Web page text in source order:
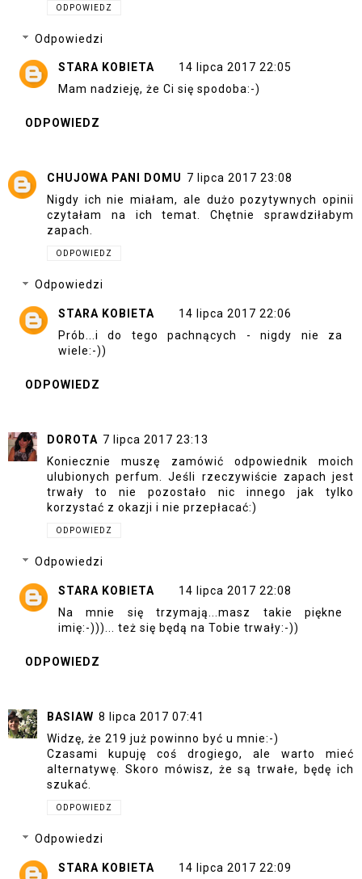
ODPOWIEDZ
Odpowiedzi
STARA KOBIETA
14 lipca 2017 22:05
Mam nadzieję, że Ci się spodoba:-)
ODPOWIEDZ
CHUJOWA PANI DOMU 7 lipca 2017 23:08
Nigdy ich nie miałam, ale dużo pozytywnych opinii
czytałam na ich temat. Chętnie sprawdziłabym
zapach.
ODPOWIEDZ
Odpowiedzi
STARA KOBIETA
14 lipca 2017 22:06
Prób...i do tego pachnących - nigdy nie za
wiele:-))
ODPOWIEDZ
DOROTA 7 lipca 2017 23:13
Koniecznie muszę zamówić odpowiednik moich
ulubionych perfum. Jeśli rzeczywiście zapach jest
trwały to nie pozostało nic innego jak tylko
korzystać z okazji i nie przepłacać:)
ODPOWIEDZ
Odpowiedzi
STARA KOBIETA
14 lipca 2017 22:08
Na mnie się trzymają...masz takie piękne
imię:-)))... też się będą na Tobie trwały:-))
ODPOWIEDZ
BASIAW 8 lipca 2017 07:41
Widzę, że 219 już powinno być u mnie:-)
Czasami kupuję coś drogiego, ale warto mieć
alternatywę. Skoro mówisz, że są trwałe, będę ich
szukać.
ODPOWIEDZ
Odpowiedzi
STARA KOBIETA
14 lipca 2017 22:09